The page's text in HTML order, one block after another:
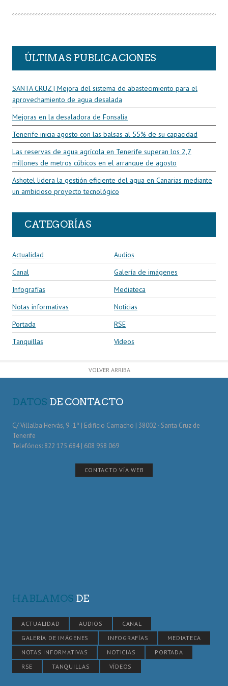
O
ÚLTIMAS PUBLICACIONES
SANTA CRUZ | Mejora del sistema de abastecimiento para el
aprovechamiento de agua desalada
Mejoras en la desaladora de Fonsalía
Tenerife inicia agosto con las balsas al 55% de su capacidad
Las reservas de agua agrícola en Tenerife superan los 2,7
millones de metros cúbicos en el arranque de agosto
Ashotel lidera la gestión eficiente del agua en Canarias mediante
un ambicioso proyecto tecnológico
CATEGORÍAS
Actualidad
Audios
Canal
Galería de imágenes
Infografías
Mediateca
Notas informativas
Noticias
Portada
RSE
Tanquillas
Vídeos
VOLVER ARRIBA
DATOS DE CONTACTO
C/ Villalba Hervás, 9 -1º | Edificio Camacho | 38002 · Santa Cruz de
Tenerife
Telefónos: 822 175 684 | 608 958 069
CONTACTO VÍA WEB
HABLAMOS DE
ACTUALIDAD AUDIOS
CANAL
GALERÍA DE IMÁGENES
INFOGRAFÍAS
MEDIATECA
NOTAS INFORMATIVAS
NOTICIAS
PORTADA
RSE
TANQUILLAS VÍDEOS